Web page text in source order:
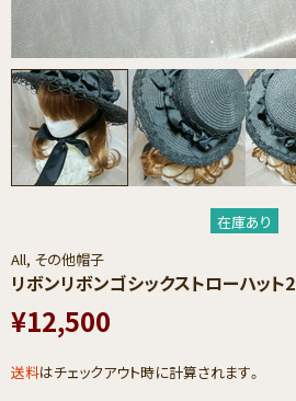
在庫あり
All, その他帽子
リボンリボンゴシックストローハット2
¥12,500
送料はチェックアウト時に計算されます。